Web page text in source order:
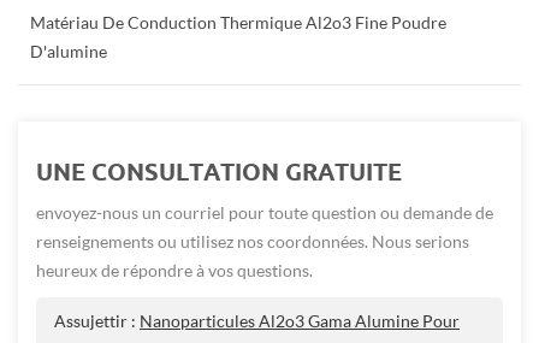
Matériau De Conduction Thermique Al2o3 Fine Poudre
D'alumine
UNE CONSULTATION GRATUITE
envoyez-nous un courriel pour toute question ou demande de
renseignements ou utilisez nos coordonnées. Nous serions
heureux de répondre à vos questions.
Assujettir : Nanoparticules Al2o3 Gama Alumine Pour